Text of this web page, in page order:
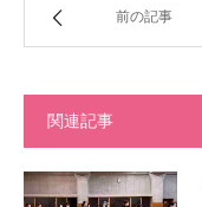
前の記事
関連記事